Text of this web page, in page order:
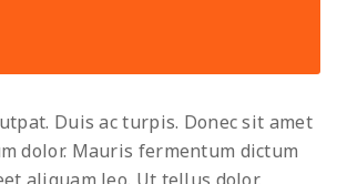
Duis ac turpis. Donec sit amet
dolor. Mauris fermentum dictum